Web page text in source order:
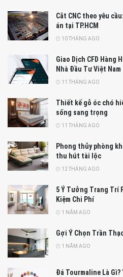
Cắt CNC theo yêu
án tại TP.HCM
10 THÁNG AGO
Giao Dịch CFD Hàng
Nhà Đầu Tư Việt Nam
11 THÁNG AGO
Thiết kế gỗ óc chó
sống sang trọng
11 THÁNG AGO
Phong thủy phòng
thu hút tài lộc
12 THÁNG AGO
5 Ý Tưởng Trang Trí
Kiệm Chi Phí
1 NĂM AGO
Gợi Ý Chọn Trần
1 NĂM AGO
Đá Tourmaline Là